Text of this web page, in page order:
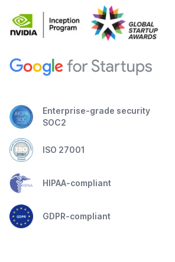
Enterprise-grade security
SOC2
ISO 27001
HIPAA-compliant
GDPR-compliant